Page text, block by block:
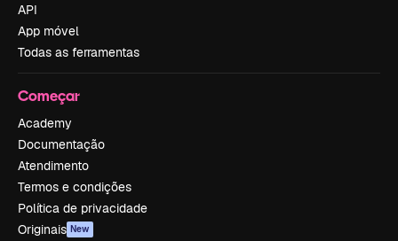
API
App móvel
Todas as ferramentas
Começar
Academy
Documentação
Atendimento
Termos e condições
Política de privacidade
Originais New